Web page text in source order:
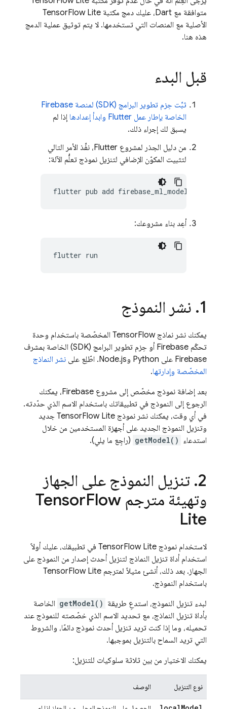
متوافقة مع Dart، عليك دمج مكتبة TensorFlow Lite
الأصلية مع المنصات التي تستخدمها. لا يتم توثيق عملية الدمج
هذه هنا.
قبل البدء
ثبِّت حِزم تطوير البرامج (SDK) لمنصة Firebase
الخاصة بإطار عمل Flutter وابدأ إعدادها
إذا لم
يسبق لك إجراء ذلك.
من دليل الجذر لمشروع Flutter، نفِّذ الأمر التالي
لتثبيت المكوّن الإضافي لتنزيل نموذج تعلُّم الآلة:
flutter pub add
أعِد بناء مشروعك:
flutter
1
. نشر النموذج
يمكنك نشر نماذج TensorFlow المخصّصة باستخدام وحدة
تحكّم Firebase أو حِزم تطوير البرامج (SDK) الخاصة بمشرف
Firebase على Python وNode.js. اطّلِع على
نشر النماذج
المخصّصة وإدارتها.
بعد إضافة نموذج مخصّص إلى مشروع Firebase، يمكنك
الرجوع إلى النموذج في تطبيقاتك باستخدام الاسم الذي حدّدته.
في أي وقت، يمكنك نشر نموذج TensorFlow Lite جديد
وتنزيل النموذج الجديد على أجهزة المستخدمين من خلال
استدعاء getModel() (راجِع ما يلي).
2
. تنزيل النموذج على الجهاز
وتهيئة مترجم Tensor Flow
Lite
لاستخدام نموذج TensorFlow Lite في تطبيقك، عليك أولاً
استخدام أداة تنزيل النماذج لتنزيل أحدث إصدار من النموذج على
الجهاز. بعد ذلك، أنشئ مثيلاً لمترجم TensorFlow Lite
باستخدام النموذج.
لبدء تنزيل النموذج، استدعِ طريقة getModel() الخاصة
بأداة تنزيل النماذج، مع تحديد الاسم الذي خصّصته للنموذج عند
تحميله، وما إذا كنت تريد تنزيل أحدث نموذج دائمًا، والشروط
التي تريد السماح بالتنزيل بموجبها.
يمكنك الاختيار من بين ثلاثة سلوكيات للتنزيل:
نوع التنزيل الوصف